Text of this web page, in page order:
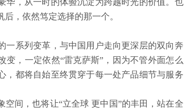
，依然笃定选择的那一个。
一系列变革，与中国用户走向更深层的双向奔
变，一定依然“雷克萨斯”，因为不管外面怎么
，都将自始至终贯穿于每一处产品细节与服务
间，也将让“立全球 更中国”的丰田，站在全